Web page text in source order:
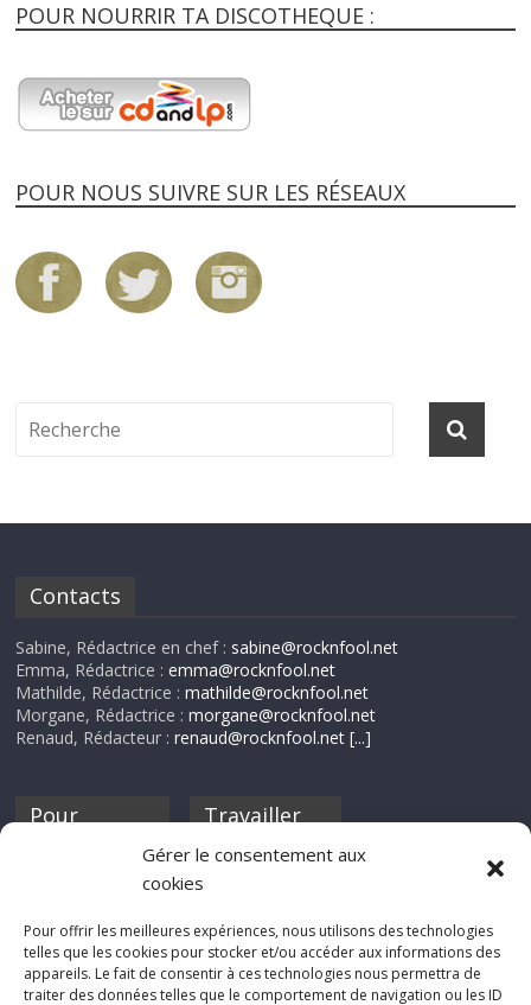
Gérer le consentement aux
cookies
Pour offrir les meilleures expériences, nous utilisons des technologies
telles que les cookies pour stocker et/ou accéder aux informations des
appareils. Le fait de consentir à ces technologies nous permettra de
traiter des données telles que le comportement de navigation ou les ID
POUR NOURRIR TA DISCOTHEQUE :
POUR NOUS SUIVRE SUR LES RÉSEAUX
Contacts
Sabine, Rédactrice en chef : sabine@rocknfool.net
Emma, Rédactrice :emma@rocknfool.net
Mathilde, Rédactrice :mathilde@rocknfool.net
Morgane, Rédactrice :morgane@rocknfool.net
Renaud, Rédacteur :renaud@rocknfool.net [...]
Pour
discothèque
Travailler
Si tu souhaites
Rocknfool, n'hésite
pas à nous envoyer
tes chroniques de